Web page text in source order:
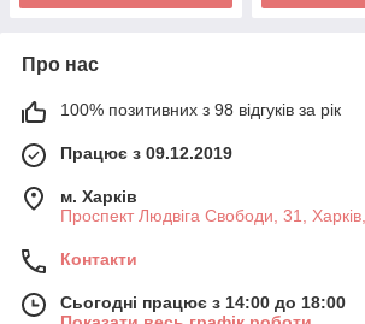
Про нас
100% позитивних з 98 відгуків за рік
Працює з 09.12.2019
м. Харків
Проспект Людвіга Свободи, 31,
Контакти
Сьогодні працює з 14:00 до 18:00